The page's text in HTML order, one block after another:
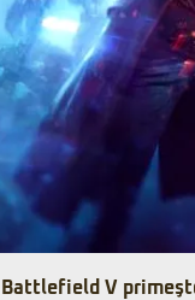
Battlefield V